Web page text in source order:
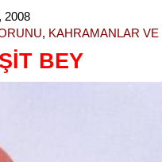
2008
, KAHRAMANLAR
BEY